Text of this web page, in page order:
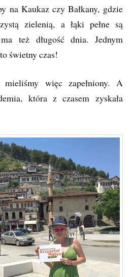
na Kaukaz czy Bałkany, gdzie
zielenią, a łąki pełne są
też długość dnia. Jednym
świetny czas!
mieliśmy więc zapełniony. A
która z czasem zyskała